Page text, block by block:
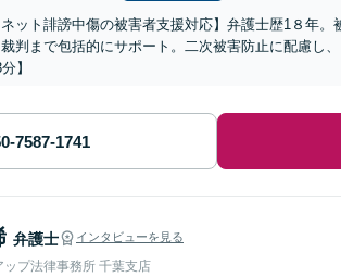
ネット誹謗中傷の被害者支援対応】弁護士歴1８年
判まで包括的にサポート。二次被害防止に配慮し
】
弁護士 インタビューを見る
プ法律事務所 千葉支店